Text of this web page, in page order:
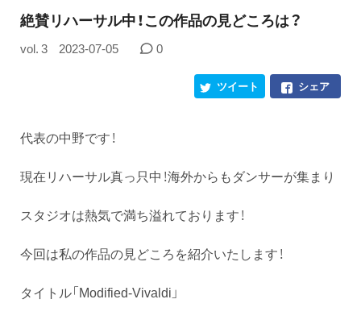
絶賛リハーサル中！この作品の見どころは？
vol. 3 2023-07-05 0
シェア
ツイート
代表の中野です！
現在リハーサル真っ只中！海外からもダンサーが集まり
スタジオは熱気で満ち溢れております！
今回は私の作品の見どころを紹介いたします！
タイトル「Modified-Vivaldi」